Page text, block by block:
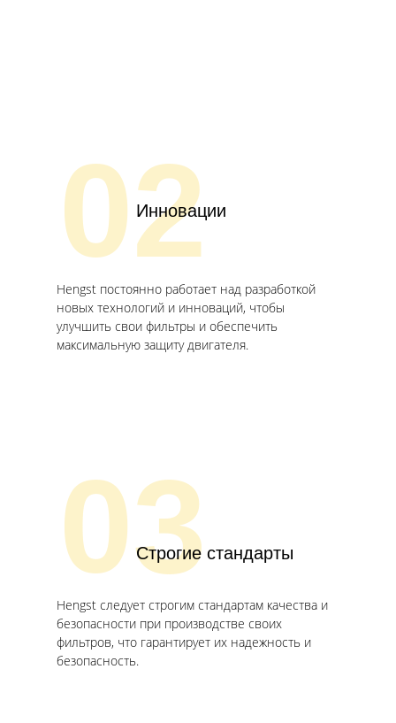
02
Инновации
Hengst постоянно работает над разработкой
новых технологий и инноваций, чтобы
улучшить свои фильтры и обеспечить
максимальную защиту двигателя.
03Строгие стандарты
Hengst следует строгим стандартам качества и
безопасности при производстве своих
фильтров, что гарантирует их надежность и
безопасность.